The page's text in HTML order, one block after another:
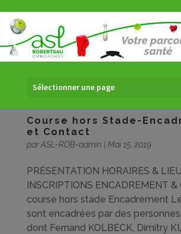
Sélectionner une page
Course hors Stade-
et Contact
parASL-ROB-admin Mai 15, 2019
PRÉSENTATION HORAIRES &
INSCRIPTIONS ENCADREMENT &
course hors stade Encadrement
sont encadrées par des
dont Fernand KOLBECK, Dimitry